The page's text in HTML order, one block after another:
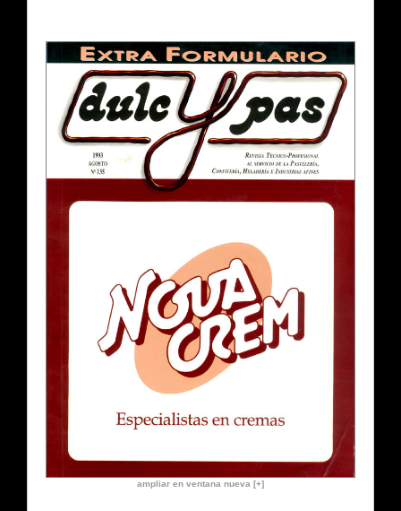
ampliar en ventana nueva [+]